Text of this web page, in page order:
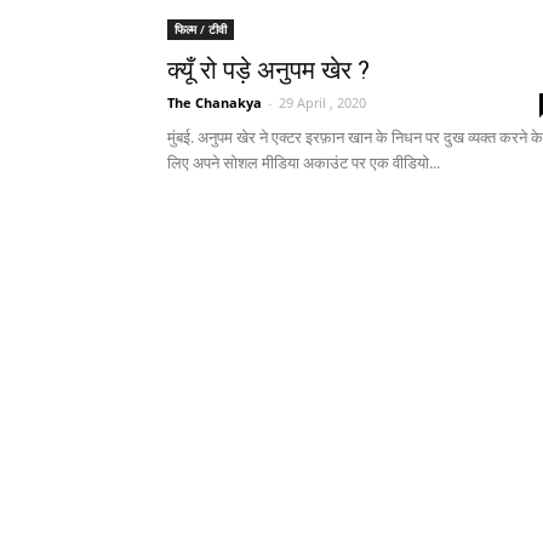
फिल्म / टीवी
क्यूँ रो पड़े अनुपम खेर ?
The Chanakya - 29 April , 2020
मुंबई. अनुपम खेर ने एक्टर इरफ़ान खान के निधन पर दुख व्यक्त करने के
लिए अपने सोशल मीडिया अकाउंट पर एक वीडियो...